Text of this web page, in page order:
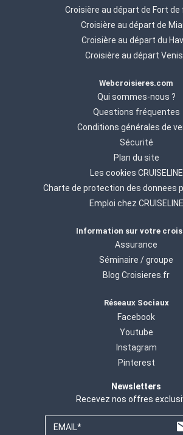
Croisière au départ de Fort de
Croisière au départ de
Croisière au départ du
Croisière au départ
Webcroisieres.com
Qui sommes-nous ?
Questions fréquentes
Conditions générales de
Sécurité
Plan du site
Les cookies CRUISELINE
Charte de protection des donnees
Emploi chez CRUISELINE
Information sur votre
Assurance
Séminaire / groupe
Blog Croisieres.fr
Réseaux Sociaux
Facebook
Youtube
Instagram
Pinterest
Newsletters
Recevez nos offres
EMAIL*